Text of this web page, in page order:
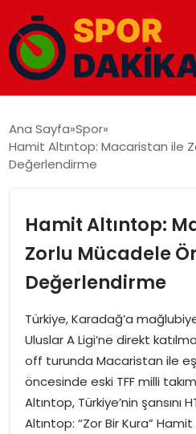
GÜNDEM
EKONOMI
MAGAZIN
SAĞLIK
SIYASET
Ana Sayfa Spor
Hamit Altıntop: Macaristan ile
Değerlendirme
Hamit Altıntop:
Zorlu Mücadele
Değerlendirme
Türkiye, Karadağ’a
Uluslar A Ligi’ne direkt
off turunda Macaristan ile
öncesinde eski TFF milli
Altıntop, Türkiye’nin şansını
Altıntop: “Zor Bir Kura” Hamit